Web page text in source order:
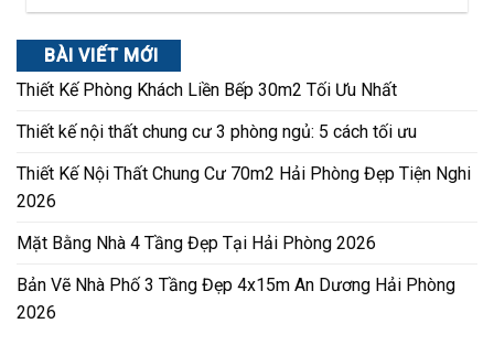
BÀI VIẾT MỚI
Thiết Kế Phòng Khách Liền Bếp 30m2 Tối Ưu Nhất
Thiết kế nội thất chung cư 3 phòng ngủ: 5 cách tối ưu
Thiết Kế Nội Thất Chung Cư 70m2 Hải Phòng Đẹp Tiện Nghi
2026
Mặt Bằng Nhà 4 Tầng Đẹp Tại Hải Phòng 2026
Bản Vẽ Nhà Phố 3 Tầng Đẹp 4x15m An Dương Hải Phòng
2026